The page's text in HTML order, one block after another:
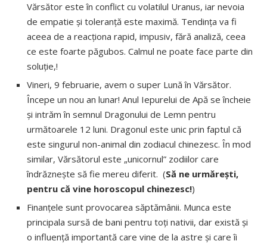
Vărsător este în conflict cu volatilul Uranus, iar nevoia
de empatie și toleranță este maximă. Tendința va fi
aceea de a reacționa rapid, impusiv, fără analiză, ceea
ce este foarte păgubos. Calmul ne poate face parte din
soluție,!
Vineri, 9 februarie, avem o super Lună în Vărsător.
Începe un nou an lunar! Anul Iepurelui de Apă se încheie
și intrăm în semnul Dragonului de Lemn pentru
următoarele 12 luni. Dragonul este unic prin faptul că
este singurul non-animal din zodiacul chinezesc. În mod
similar, Vărsătorul este „unicornul” zodiilor care
îndrăznește să fie mereu diferit. (Să ne urmărești,
pentru că vine horoscopul chinezesc!)
Finanțele sunt provocarea săptămânii. Munca este
principala sursă de bani pentru toți nativii, dar există și
o influență importantă care vine de la astre și care îi